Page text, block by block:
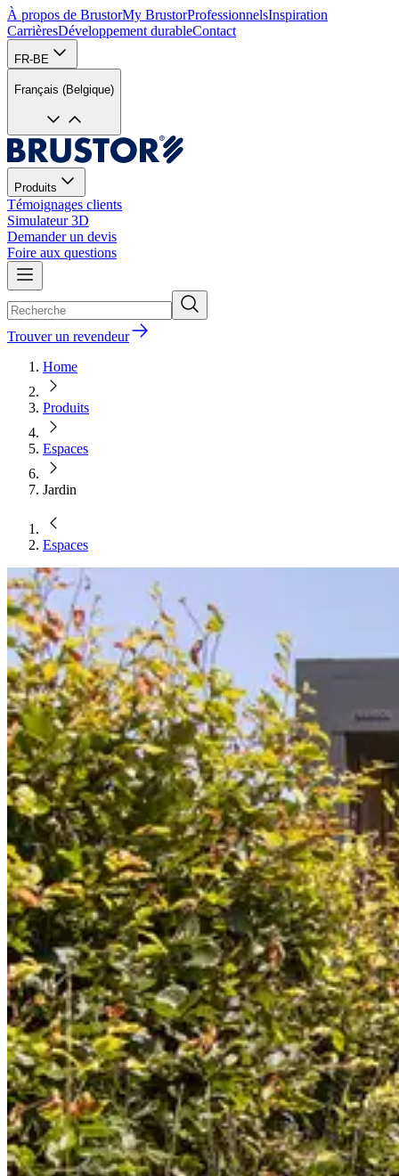
À propos de BrustorMy BrustorProfessionnelsInspiration
CarrièresDéveloppement durableContact
FR-BE
Français (Belgique)
Produits
Témoignages clients
Simulateur 3D
Demander un devis
Foire aux questions
Trouver un revendeur
Home
Produits
Espaces
Jardin
Espaces